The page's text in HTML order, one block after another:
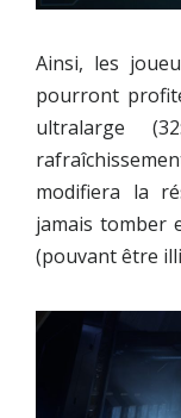
Ainsi, les
pourront
ultralarge
modifiera la
jamais tomber
(pouvant être